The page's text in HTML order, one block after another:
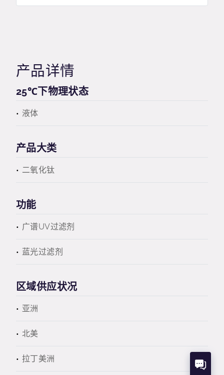
产品详情
25℃下物理状态
液体
产品大类
二氧化钛
功能
广谱UV过滤剂
蓝光过滤剂
区域供应状况
亚洲
北美
拉丁美洲